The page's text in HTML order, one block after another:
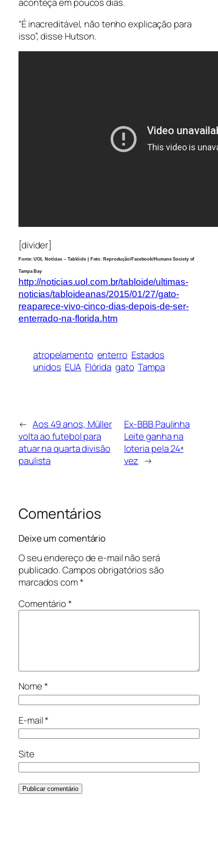
aconteça em poucos dias.
“É inacreditável, não tenho explicação para
isso”, disse Hutson.
[divider]
Fonte: UOL Notícias – Tablóide | Foto: Reprodução/Facebook/Humane Society of
Tampa Bay
http://noticias.uol.com.br/tabloide/ultimas-
noticias/tabloideanas/2015/01/27/gato-
reaparece-vivo-cinco-dias-depois-de-ser-
enterrado-na-florida.htm
atropelamento enterro Estados
unidos EUA Flórida gato Tampa
← Aos 49 anos, Müller
volta ao futebol para
atuar na quarta divisão
paulista
Ex-BBB Paulinha
Leite ganha na
loteria pela 24ª
vez →
Comentários
Deixe um comentário
O seu endereço de e-mail não será
publicado.Campos obrigatórios são
marcados com*
Comentário*
Nome*
E-mail*
Site